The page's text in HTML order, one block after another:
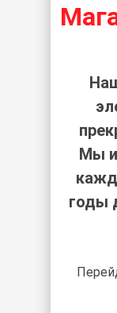
Мы
годы